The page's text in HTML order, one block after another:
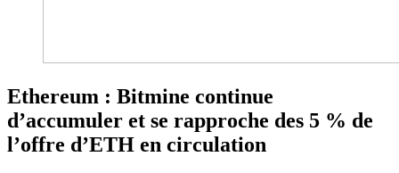
Ethereum : Bitmine continue
d’accumuler et se rapproche des 5 % de
l’offre d’ETH en circulation